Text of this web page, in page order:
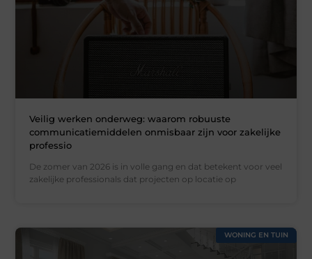
Veilig werken onderweg: waarom robuuste
communicatiemiddelen onmisbaar zijn voor zakelijke
professio
De zomer van 2026 is in volle gang en dat betekent voor veel
zakelijke professionals dat projecten op locatie op
WONING EN TUIN